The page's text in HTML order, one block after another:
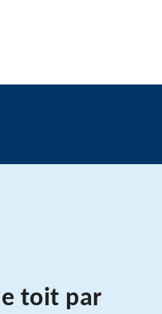
toit par